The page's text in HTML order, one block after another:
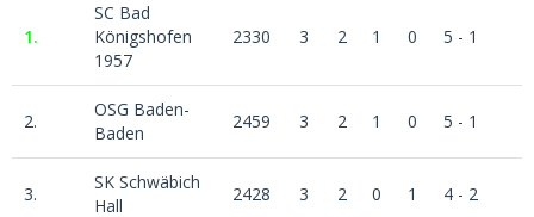
1.
SC Bad
Königshofen
1957
2330 3 2 1 0 5 - 1
2.
OSG Baden-
Baden
2459 3 2 1 0 5 - 1
3.
SK Schwäbich
Hall
2428 3 2 0 1 4 - 2